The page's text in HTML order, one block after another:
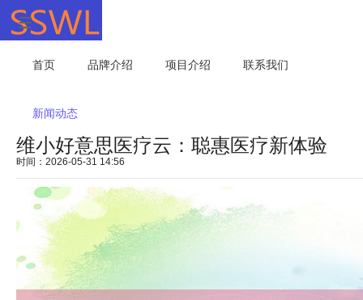
首页 品牌介绍 项目介绍 联系我们
新闻动态
维小好意思医疗云：聪惠医疗新体验
时间：2026-05-31 14:56